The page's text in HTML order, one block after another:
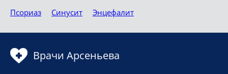
Псориаз
Синусит Энцефалит
Врачи Арсеньева